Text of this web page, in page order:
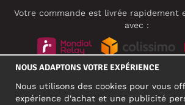
Votre commande est livrée rapidement
avec :
NOUS ADAPTONS VOTRE EXPÉRIENCE
Nous utilisons des cookies pour vous
expérience d'achat et une publicité